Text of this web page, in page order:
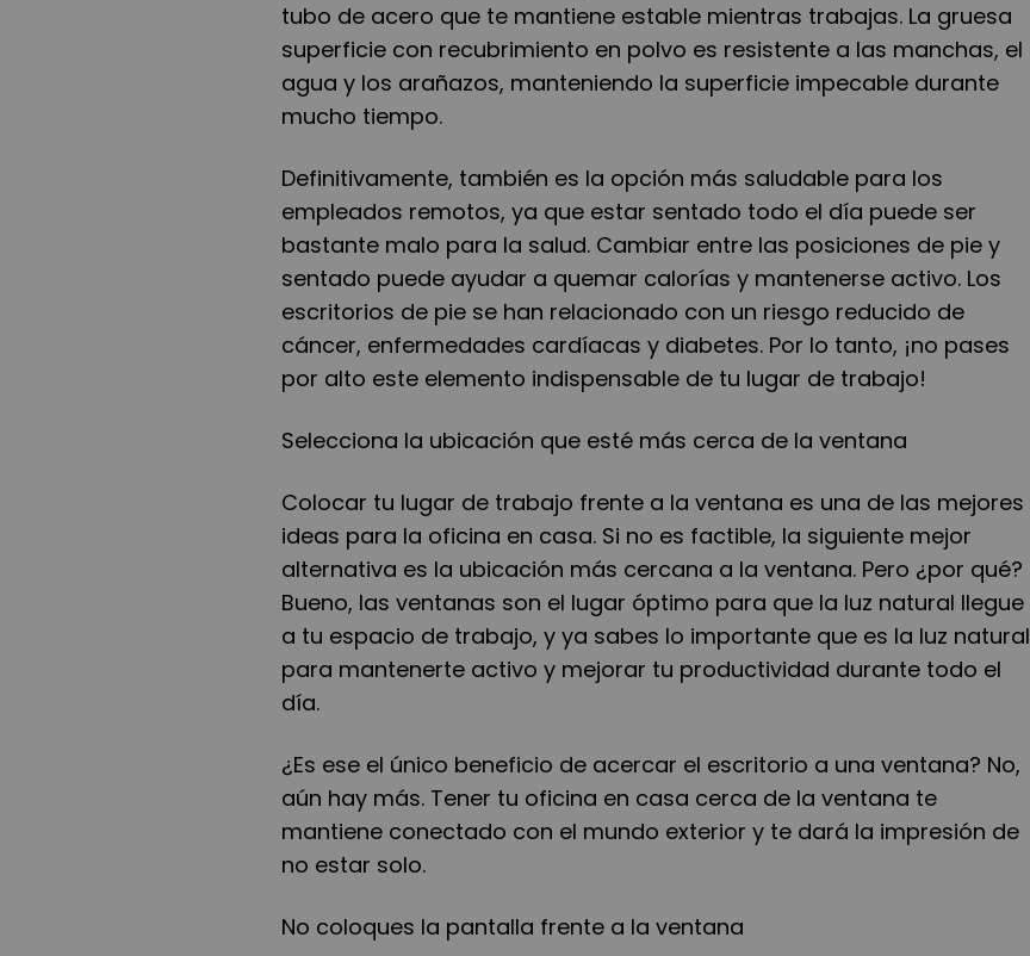
tubo de acero que te mantiene estable mientras trabajas. La gruesa
superficie con recubrimiento en polvo es resistente a las manchas, el
agua y los arañazos, manteniendo la superficie impecable durante
mucho tiempo.
Definitivamente, también es la opción más saludable para los
empleados remotos, ya que estar sentado todo el día puede ser
bastante malo para la salud. Cambiar entre las posiciones de pie y
sentado puede ayudar a quemar calorías y mantenerse activo. Los
escritorios de pie se han relacionado con un riesgo reducido de
cáncer, enfermedades cardíacas y diabetes. Por lo tanto, ¡no pases
por alto este elemento indispensable de tu lugar de trabajo!
Selecciona la ubicación que esté más cerca de la ventana
Colocar tu lugar de trabajo frente a la ventana es una de las mejores
ideas para la oficina en casa. Si no es factible, la siguiente mejor
alternativa es la ubicación más cercana a la ventana. Pero ¿por qué?
Bueno, las ventanas son el lugar óptimo para que la luz natural llegue
a tu espacio de trabajo, y ya sabes lo importante que es la luz natural
para mantenerte activo y mejorar tu productividad durante todo el
día.
¿Es ese el único beneficio de acercar el escritorio a una ventana? No,
aún hay más. Tener tu oficina en casa cerca de la ventana te
mantiene conectado con el mundo exterior y te dará la impresión de
no estar solo.
No coloques la pantalla frente a la ventana